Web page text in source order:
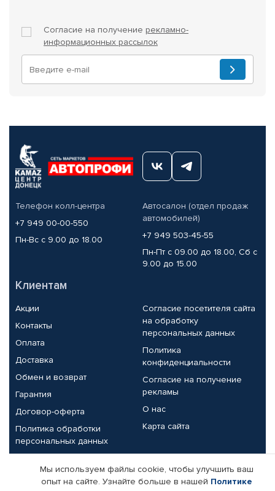
Согласие на получение рекламно-
информационных рассылок
Телефон колл-центра
+7 949 00-00-550
Пн-Вс с 9.00 до 18.00
Автосалон (отдел продаж
автомобилей)
+7 949 503-45-55
Пн-Пт с 09.00 до 18.00, Сб с
9.00 до 15.00
Клиентам
Акции
Контакты
Оплата
Доставка
Обмен и возврат
Гарантия
Договор-оферта
Политика обработки
персональных данных
Согласие посетителя сайта
на обработку
персональных данных
Политика
конфиденциальности
Согласие на получение
рекламы
О нас
Карта сайта
Партнерам
Мы используем файлы cookie, чтобы улучшить ваш
опыт на сайте. Узнайте больше в нашей Политике